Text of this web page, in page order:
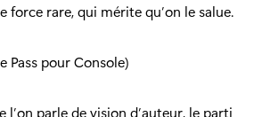
force rare, qui mérite qu’on le salue.
Pass pour Console)
l’on parle de vision d’auteur, le parti